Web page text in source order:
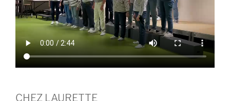
CHEZ LAURETTE